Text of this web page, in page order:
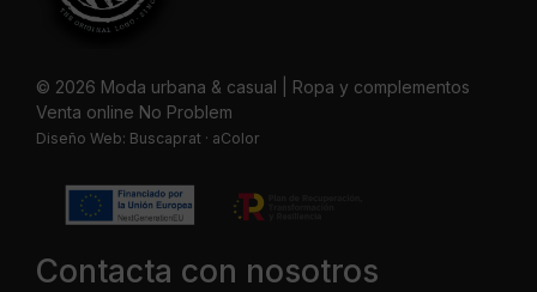
© 2026 Moda urbana & casual | Ropa y complementos
Venta online No Problem
Diseño Web: Buscaprat · aColor
Contacta con nosotros